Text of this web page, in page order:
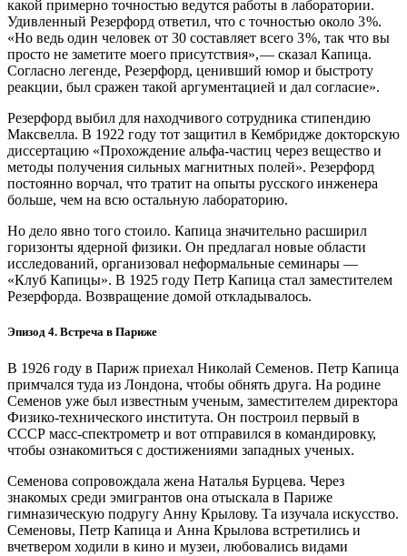
какой примерно точностью ведутся работы в лаборатории.
Удивленный Резерфорд ответил, что с точностью около 3 %.
«Но ведь один человек от 30 составляет всего 3 %, так что вы
просто не заметите моего присутствия», — ​сказал Капица.
Согласно легенде, Резерфорд, ценивший юмор и быстроту
реакции, был сражен такой аргументацией и дал согласие».
Резерфорд выбил для находчивого сотрудника стипендию
Максвелла. В 1922 году тот защитил в Кембридже докторскую
диссертацию «Прохождение альфа-­частиц через вещество и
методы получения сильных магнитных полей». Резерфорд
постоянно ворчал, что тратит на опыты русского инженера
больше, чем на всю остальную лабораторию.
Но дело явно того стоило. Капица значительно расширил
горизонты ядерной физики. Он предлагал новые области
исследований, организовал неформальные семинары — ​
«Клуб Капицы». В 1925 году Петр Капица стал заместителем
Резерфорда. Возвращение домой откладывалось.
Эпизод 4. Встреча в Париже
В 1926 году в Париж приехал Николай Семенов. Петр Капица
примчался туда из Лондона, чтобы обнять друга. На родине
Семенов уже был известным ученым, заместителем директора
Физико-технического института. Он построил первый в
СССР масс-спектрометр и вот отправился в командировку,
чтобы ознакомиться с достижениями западных ученых.
Семенова сопровождала жена Наталья Бурцева. Через
знакомых среди эмигрантов она отыскала в Париже
гимназическую подругу Анну Крылову. Та изучала искусство.
Семеновы, Петр Капица и Анна Крылова встретились и
вчетвером ходили в кино и музеи, любовались видами